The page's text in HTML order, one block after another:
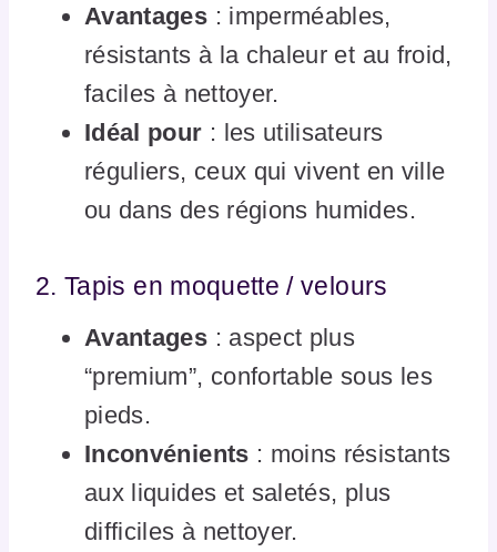
Avantages : imperméables,
résistants à la chaleur et au froid,
faciles à nettoyer.
Idéal pour : les utilisateurs
réguliers, ceux qui vivent en ville
ou dans des régions humides.
2. Tapis en moquette / velours
Avantages : aspect plus
“premium”, confortable sous les
pieds.
Inconvénients : moins résistants
aux liquides et saletés, plus
difficiles à nettoyer.